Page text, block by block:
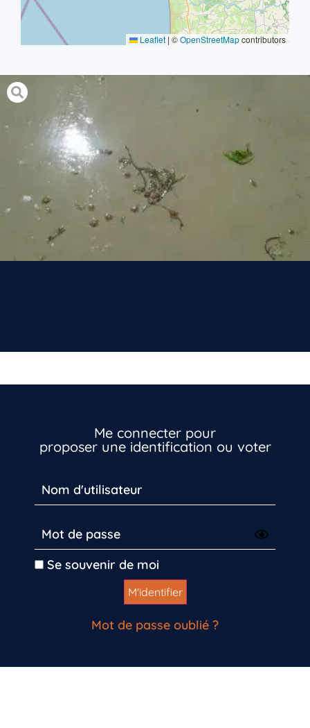
Leaflet | ©OpenStreetMapcontributors
Me connecter pour
proposer une identification ou voter
Se souvenir de moi
Mot de passe oublié ?
Inscrivez-vous dès maintenant